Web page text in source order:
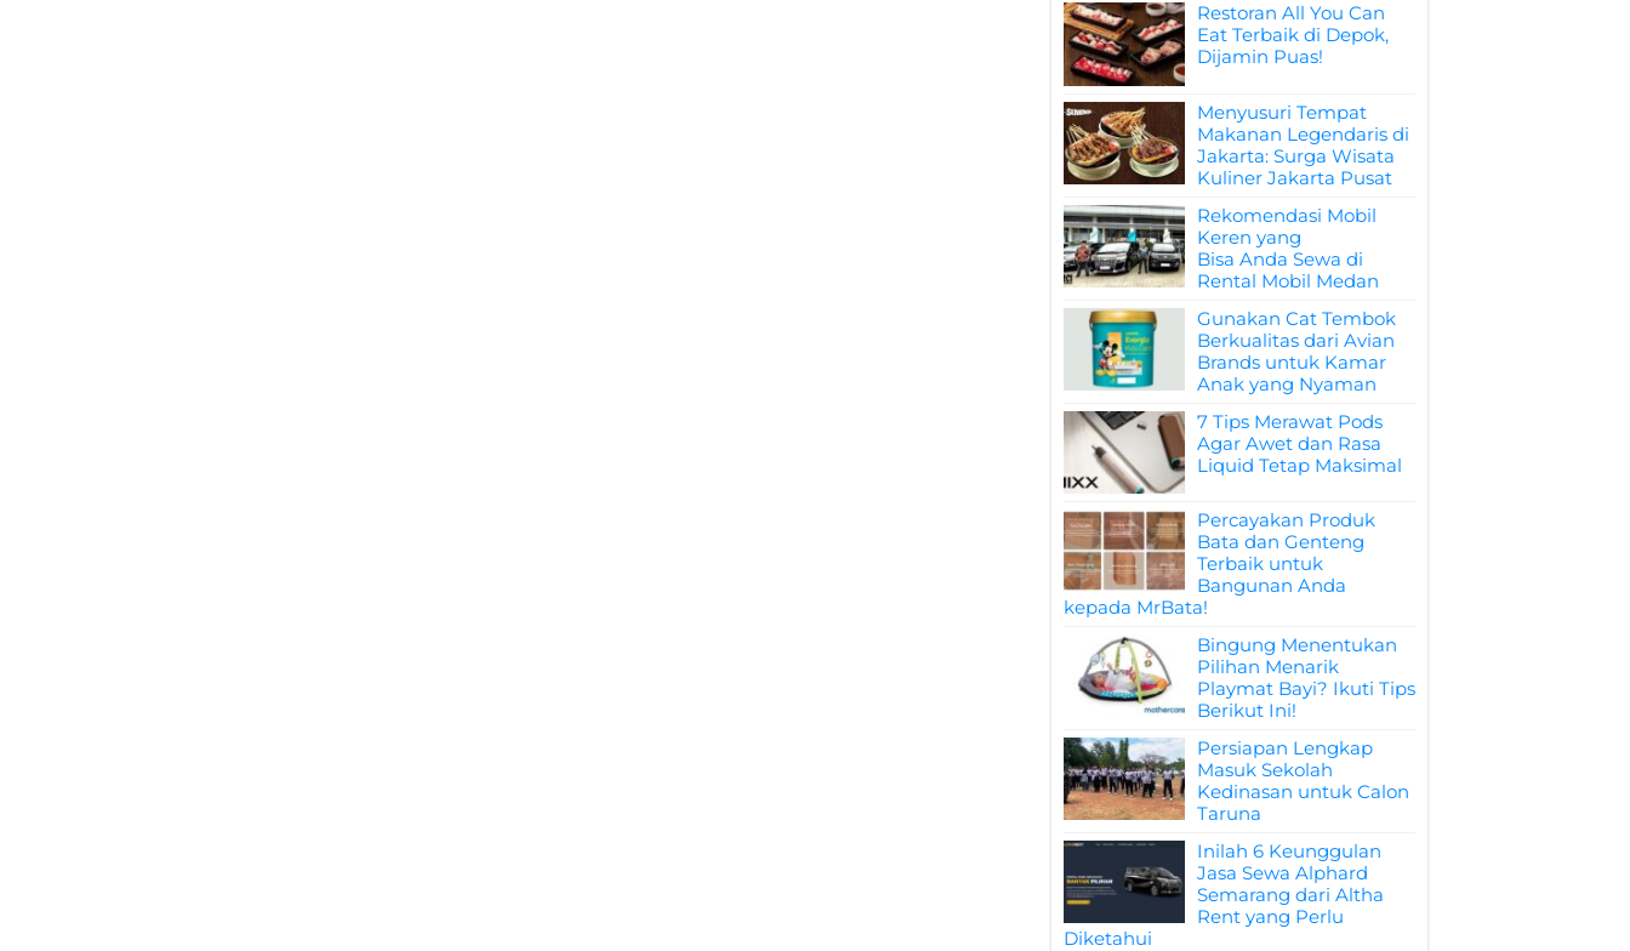
Restoran All You Can
Eat Terbaik di Depok,
Dijamin Puas!
Menyusuri Tempat
Makanan Legendaris di
Jakarta: Surga Wisata
Kuliner Jakarta Pusat
Rekomendasi Mobil
Keren yang
Bisa Anda Sewa di
Rental Mobil Medan
Gunakan Cat Tembok
Berkualitas dari Avian
Brands untuk Kamar
Anak yang Nyaman
7 Tips Merawat Pods
Agar Awet dan Rasa
Liquid Tetap Maksimal
Percayakan Produk
Bata dan Genteng
Terbaik untuk
Bangunan Anda
kepada MrBata!
Bingung Menentukan
Pilihan Menarik
Playmat Bayi? Ikuti Tips
Berikut Ini!
Persiapan Lengkap
Masuk Sekolah
Kedinasan untuk Calon
Taruna
Inilah 6 Keunggulan
Jasa Sewa Alphard
Semarang dari Altha
Rent yang Perlu
Diketahui